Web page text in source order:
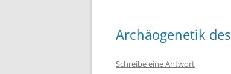
Archäogenetik
Schreibe eine Antwort